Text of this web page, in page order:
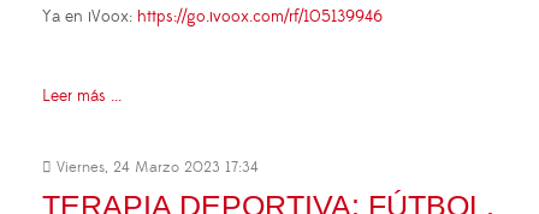
Ya en iVoox: https://go.ivoox.com/rf/105139946
Leer más ...
Viernes, 24 Marzo 2023 17:34
TERAPIA DEPORTIVA: FÚTBOL,